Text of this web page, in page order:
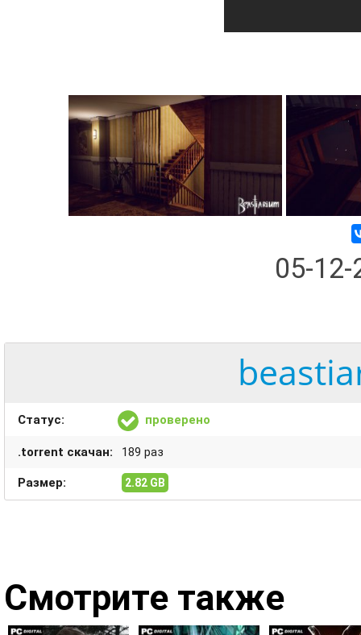
05-
Статус: проверено
.torrent скачан: 189 раз
Размер: 2.82 GB
Смотрите также